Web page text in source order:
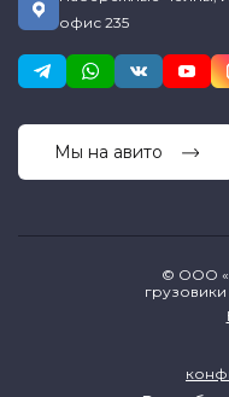
офис 235
Мы на авито
© ООО